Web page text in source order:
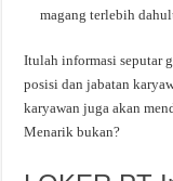
magang terlebih
Itulah informasi seputar
posisi dan jabatan
karyawan juga akan
Menarik bukan?